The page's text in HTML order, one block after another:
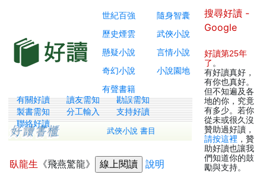
世紀百強
隨身智囊
歷史煙雲
武俠小說
懸疑小說
言情小說
奇幻小說
小說園地
有聲書籍
有關好讀 讀友需知
勘誤需知
製書需知
分工輸入
支持好讀
聯絡好讀
武俠小說 書目
臥龍生 《飛燕驚龍》 說明
搜尋好讀 -
Google
好讀第25年
了 。
有好讀真好，
有你也真好。
但不知遍及各
地的你，究竟
有多少。若你
從未或很久沒
贊助過好讀，
請按這裡 ，贊
助好讀也讓我
們知道你的鼓
勵與支持。